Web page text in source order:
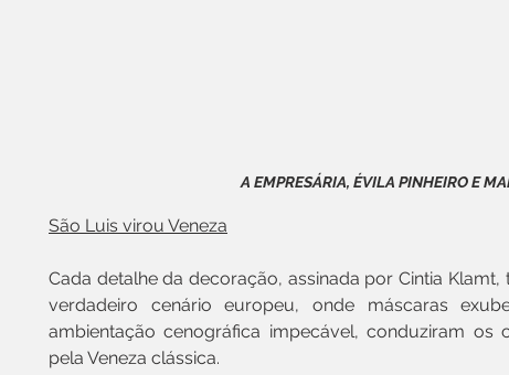
A EMPRESÁRIA, ÉVILA PINHEIRO E
São Luis virou Veneza
Cada detalhe da decoração, assinada por Cintia
verdadeiro cenário europeu, onde máscaras
ambientação cenográfica impecável, conduziram os
pela Veneza clássica.